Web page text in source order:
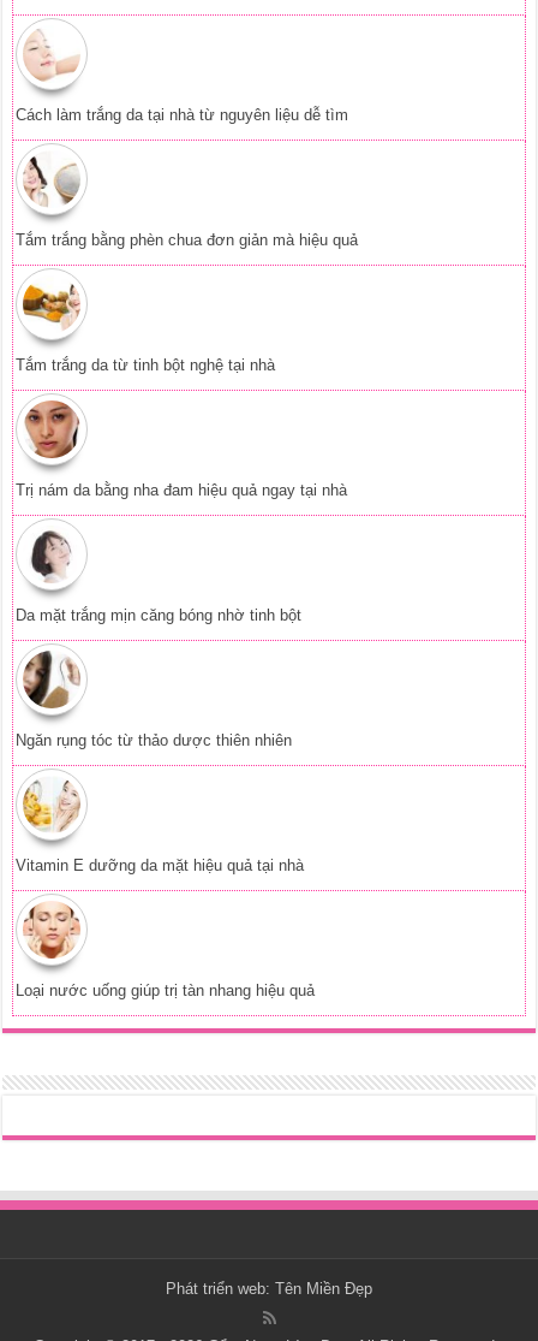
Cách làm trắng da tại nhà từ nguyên liệu dễ tìm
Tắm trắng bằng phèn chua đơn giản mà hiệu quả
Tắm trắng da từ tinh bột nghệ tại nhà
Trị nám da bằng nha đam hiệu quả ngay tại nhà
Da mặt trắng mịn căng bóng nhờ tinh bột
Ngăn rụng tóc từ thảo dược thiên nhiên
Vitamin E dưỡng da mặt hiệu quả tại nhà
Loại nước uống giúp trị tàn nhang hiệu quả
Phát triển web: Tên Miền Đẹp